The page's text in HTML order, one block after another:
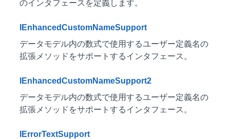
のインタフェースを定義します。
IEnhancedCustomNameSupport
データモデル内の数式で使用するユーザー定義名の
拡張メソッドをサポートするインタフェース。
IEnhancedCustomNameSupport2
データモデル内の数式で使用するユーザー定義名の
拡張メソッドをサポートするインタフェース。
IErrorTextSupport